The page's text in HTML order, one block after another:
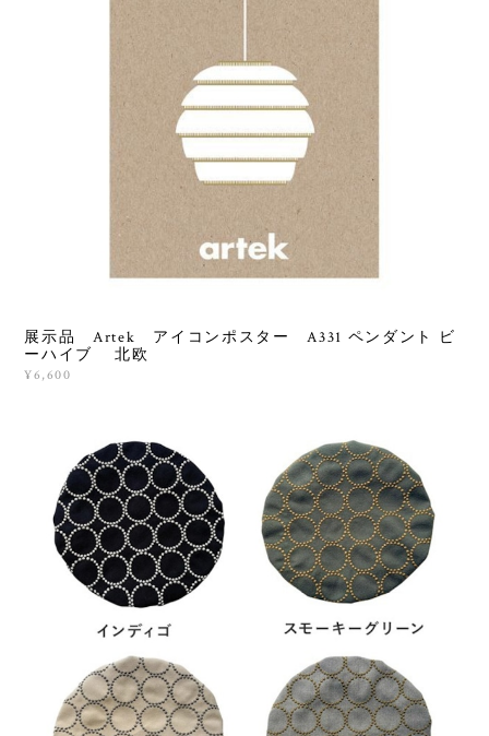
展示品 Artek アイコンポスター A331 ペンダント ビ
ーハイブ 北欧
¥6,600